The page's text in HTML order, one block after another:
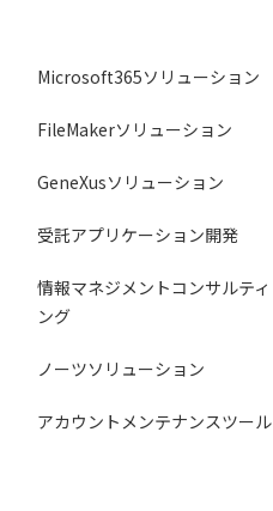
Microsoft365ソリューション
FileMakerソリューション
GeneXusソリューション
受託アプリケーション開発
情報マネジメントコンサルティ
ング
ノーツソリューション
アカウントメンテナンスツール